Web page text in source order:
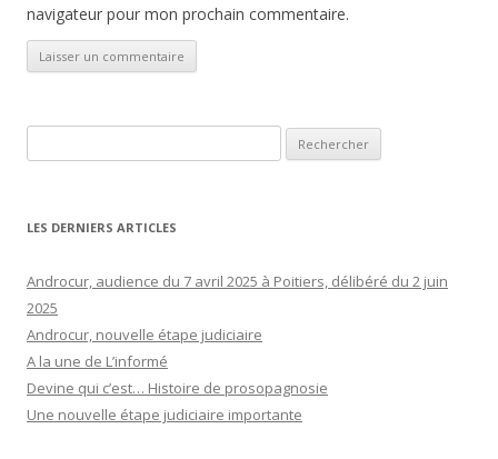
navigateur pour mon prochain commentaire.
LES DERNIERS ARTICLES
Androcur, audience du 7 avril 2025 à Poitiers, délibéré du 2 juin
2025
Androcur, nouvelle étape judiciaire
A la une de L’informé
Devine qui c’est… Histoire de prosopagnosie
Une nouvelle étape judiciaire importante